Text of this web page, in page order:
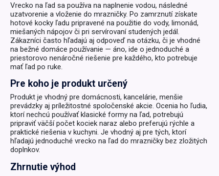
Vrecko na ľad sa používa na naplnenie vodou, následné
uzatvorenie a vloženie do mrazničky. Po zamrznutí získate
hotové kocky ľadu pripravené na použitie do vody, limonád,
miešaných nápojov či pri servírovaní studených jedál.
Zákazníci často hľadajú aj odpoveď na otázku, či je vhodné
na bežné domáce používanie — áno, ide o jednoduché a
priestorovo nenáročné riešenie pre každého, kto potrebuje
mať ľad po ruke.
Pre koho je produkt určený
Produkt je vhodný pre domácnosti, kancelárie, menšie
prevádzky aj príležitostné spoločenské akcie. Ocenia ho ľudia,
ktorí nechcú používať klasické formy na ľad, potrebujú
pripraviť väčší počet kociek naraz alebo preferujú rýchle a
praktické riešenia v kuchyni. Je vhodný aj pre tých, ktorí
hľadajú jednoduché vrecko na ľad do mrazničky bez zložitých
doplnkov.
Zhrnutie výhod